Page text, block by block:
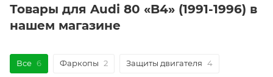
Товары для Audi 80 «B4» (1991-1996) в
нашем магазине
Все 6 Фаркопы 2 Защиты двигателя 4